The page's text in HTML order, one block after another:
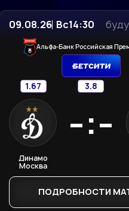
09.08.26 Вс14:30
Альфа-Банк Российская
1.67 3.8
Динамо
Москва
-:-
ПОДРОБНОСТИ